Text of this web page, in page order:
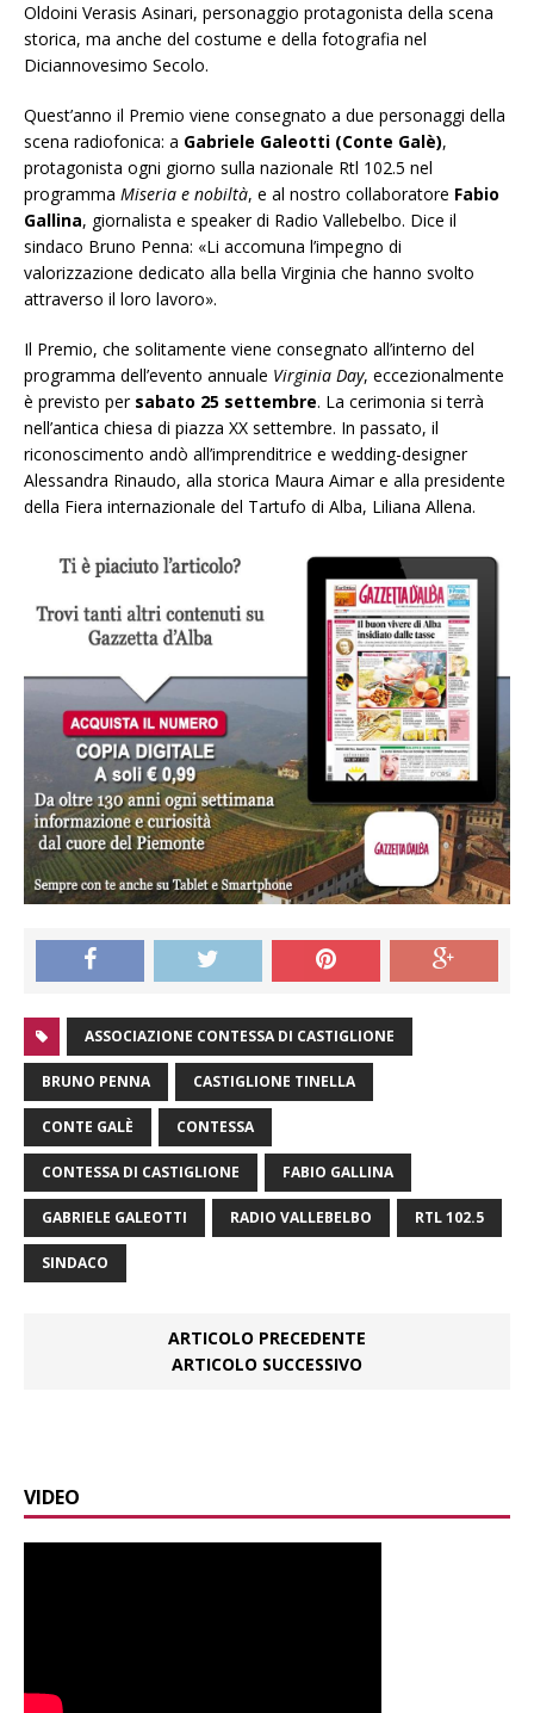
Oldoini Verasis Asinari, personaggio protagonista della scena
storica, ma anche del costume e della fotografia nel
Diciannovesimo Secolo.
Quest’anno il Premio viene consegnato a due personaggi della
scena radiofonica: a Gabriele Galeotti (Conte Galè),
protagonista ogni giorno sulla nazionale Rtl 102.5 nel
programma Miseria e nobiltà, e al nostro collaboratore Fabio
Gallina, giornalista e speaker di Radio Vallebelbo. Dice il
sindaco Bruno Penna: «Li accomuna l’impegno di
valorizzazione dedicato alla bella Virginia che hanno svolto
attraverso il loro lavoro».
Il Premio, che solitamente viene consegnato all’interno del
programma dell’evento annuale Virginia Day, eccezionalmente
è previsto per sabato 25 settembre. La cerimonia si terrà
nell’antica chiesa di piazza XX settembre. In passato, il
riconoscimento andò all’imprenditrice e wedding-designer
Alessandra Rinaudo, alla storica Maura Aimar e alla presidente
della Fiera internazionale del Tartufo di Alba, Liliana Allena.
ASSOCIAZIONE CONTESSA DI CASTIGLIONE
BRUNO PENNA CASTIGLIONE TINELLA
CONTE GALÈ CONTESSA
CONTESSA DI CASTIGLIONE FABIO GALLINA
GABRIELE GALEOTTI RADIO VALLEBELBO RTL 102.5
SINDACO
ARTICOLO PRECEDENTE
ARTICOLO SUCCESSIVO
VIDEO